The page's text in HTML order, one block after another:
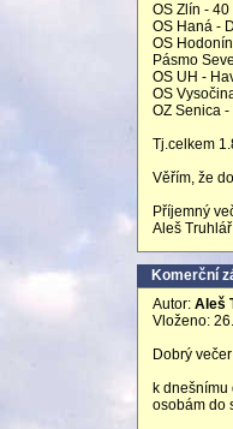
OS Zlín - 40
OS Haná -
OS
Pásmo
OS UH -
OS
OZ Senica
Tj.celkem
Věřím, že
Příjemný
Aleš Truhlář
Komerční
Autor: Aleš
Vloženo:
Dobrý večer
k
osobám do